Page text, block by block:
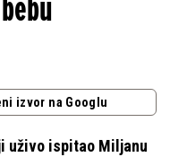
izvor na Googlu
uživo ispitao Miljanu